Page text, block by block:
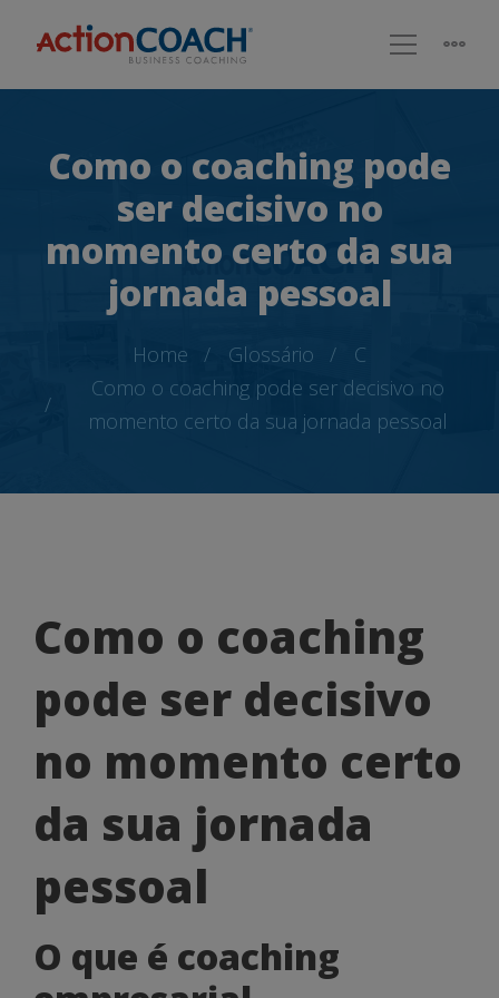
Como o coaching pode
ser decisivo no
momento certo da sua
jornada pessoal
Home Glossário
C
Como o coaching pode ser decisivo no
momento certo da sua jornada pessoal
Como
o
coaching
pode
ser
decisivo
no
momento
certo
Como o coaching
pode ser decisivo
no momento certo
da sua jornada
pessoal
O que é coaching